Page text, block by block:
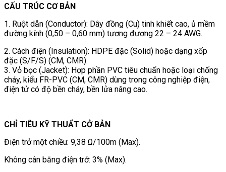
CẤU TRÚC CƠ BẢN
1. Ruột dẫn (Conductor): Dây đồng (Cu) tinh khiết cao, ủ mềm
đường kính (0,50 – 0,60 mm) tương đương 22 – 24 AWG.
2. Cách điện (Insulation): HDPE đặc (Solid) hoặc dạng xốp
đặc (S/F/S) (CM, CMR).
3. Vỏ bọc (Jacket): Hợp phần PVC tiêu chuẩn hoặc loại chống
cháy, kiểu FR-PVC (CM, CMR) dùng trong công nghiệp điện,
điện tử có độ bền cháy, bền lửa nâng cao.
CHỈ TIÊU KỸ THUẨT CỞ BẢN
Điện trở một chiều: 9,38 Ω/100m (Max).
Không cân bằng điện trở: 3% (Max).